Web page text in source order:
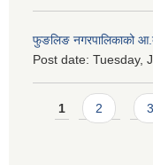
फुङलिङ नगरपालिकाको
Post date: Tuesday,
Pages
1 2 3